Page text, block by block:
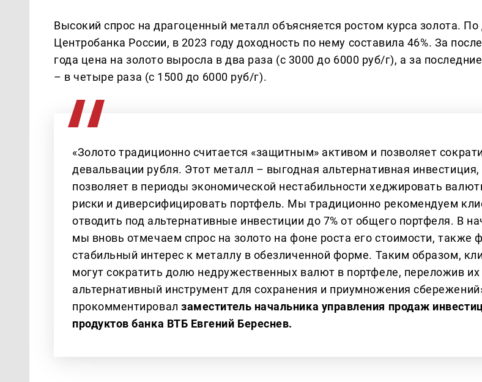
Высокий спрос на драгоценный металл объясняется ростом курса золота.
Центробанка России, в 2023 году доходность по нему составила 46%. За
года цена на золото выросла в два раза (с 3000 до 6000 руб/г), а за
– в четыре раза (с 1500 до 6000 руб/г).
«Золото традиционно считается «защитным» активом и позволяет
девальвации рубля. Этот металл – выгодная альтернативная инвестиция,
позволяет в периоды экономической нестабильности хеджировать
риски и диверсифицировать портфель. Мы традиционно рекомендуем
отводить под альтернативные инвестиции до 7% от общего портфеля. В
мы вновь отмечаем спрос на золото на фоне роста его стоимости, также
стабильный интерес к металлу в обезличенной форме. Таким образом,
могут сократить долю недружественных валют в портфеле, переложив их
альтернативный инструмент для сохранения и приумножения
прокомментировалзаместитель начальника управления продаж
продуктов банка ВТБ Евгений Береснев.